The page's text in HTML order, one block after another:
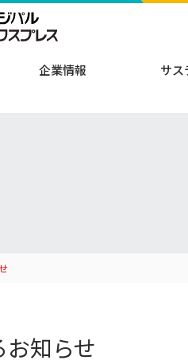
企業情報 サス
知らせ